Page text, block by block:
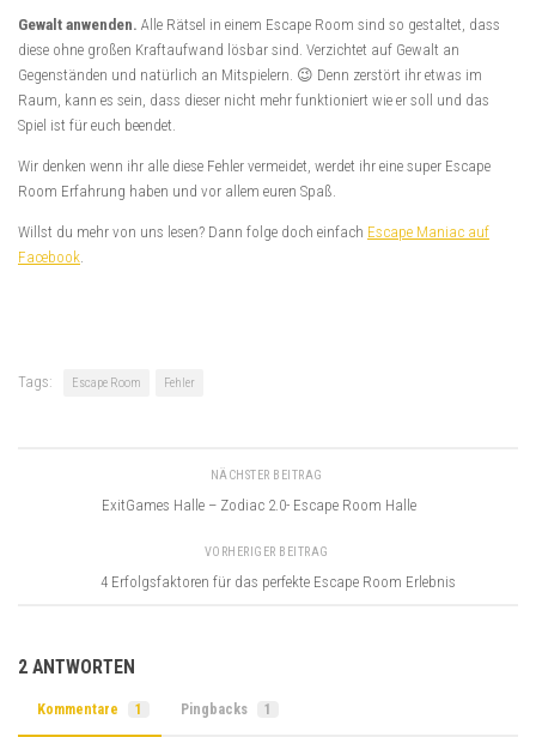
Gewalt anwenden. Alle Rätsel in einem Escape Room sind so gestaltet, dass
diese ohne großen Kraftaufwand lösbar sind. Verzichtet auf Gewalt an
Gegenständen und natürlich an Mitspielern. 😉 Denn zerstört ihr etwas im
Raum, kann es sein, dass dieser nicht mehr funktioniert wie er soll und das
Spiel ist für euch beendet.
Wir denken wenn ihr alle diese Fehler vermeidet, werdet ihr eine super Escape
Room Erfahrung haben und vor allem euren Spaß.
Willst du mehr von uns lesen? Dann folge doch einfach Escape Maniac auf
Facebook.
Tags: Escape Room Fehler
NÄCHSTER BEITRAG
ExitGames Halle – Zodiac 2.0- Escape Room Halle
VORHERIGER BEITRAG
4 Erfolgsfaktoren für das perfekte Escape Room Erlebnis
2 ANTWORTEN
Kommentare 1 Pingbacks 1